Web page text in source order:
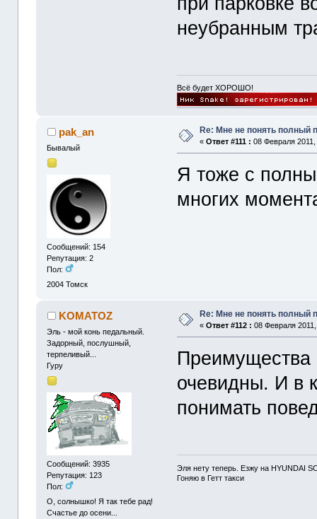
неубранным
Всё будет ХОРОШО!
pak_an
Бывалый
Сообщений: 154
Репутация: 2
Пол:
2004 Томск
Re: Мне не понять полный
«Ответ #111 : 08 Февраля
Я тоже с
многих
KOMATOZ
Эль - мой конь педальный.
Задорный, послушный,
терпеливый...
Гуру
Сообщений: 3935
Репутация: 123
Пол:
О, солнышко! Я так тебе рад!
Счастье до осени...
Re: Мне не понять полный
«Ответ #112 : 08 Февраля
Преимущества
очевидны. И в
понимать
Эля нету теперь. Езжу на HYUNDAI
Гоняю в Гетт такси